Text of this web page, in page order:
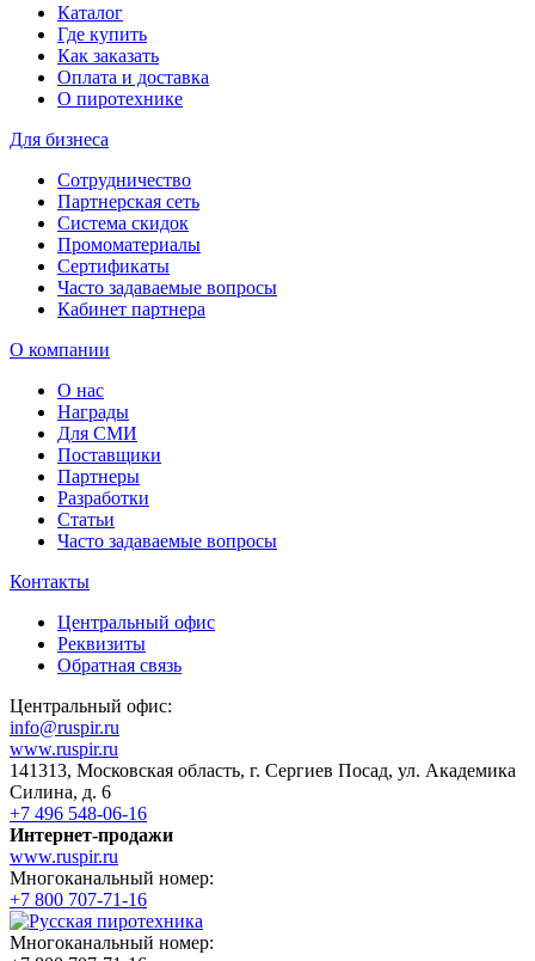
Каталог
Где купить
Как заказать
Оплата и доставка
О пиротехнике
Для бизнеса
Сотрудничество
Партнерская сеть
Система скидок
Промоматериалы
Сертификаты
Часто задаваемые вопросы
Кабинет партнера
О компании
О нас
Награды
Для СМИ
Поставщики
Партнеры
Разработки
Статьи
Часто задаваемые вопросы
Контакты
Центральный офис
Реквизиты
Обратная связь
Центральный офис:
info@ruspir.ru
www.ruspir.ru
141313, Московская область, г. Сергиев Посад, ул. Академика
Силина, д. 6
+7 496 548-06-16
Интернет-продажи
www.ruspir.ru
Многоканальный номер:
+7 800 707-71-16
Многоканальный номер: